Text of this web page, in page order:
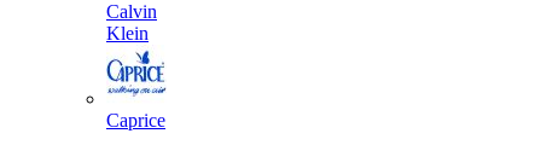
Calvin
Klein
Caprice